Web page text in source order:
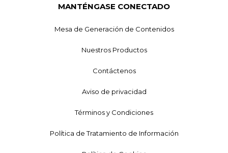
MANTÉNGASE CONECTADO
Mesa de Generación de Contenidos
Nuestros Productos
Contáctenos
Aviso de privacidad
Términos y Condiciones
Política de Tratamiento de Información